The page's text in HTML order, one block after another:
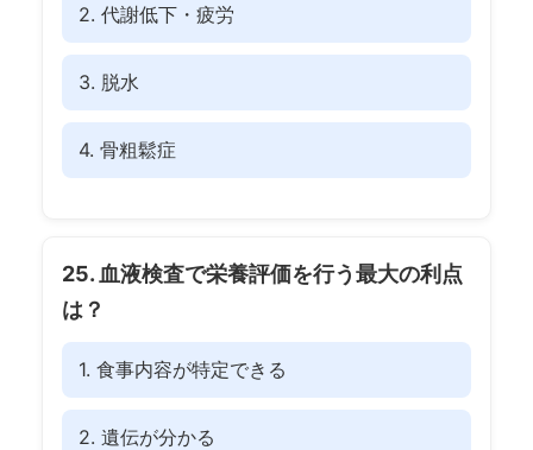
2. 代謝低下・疲労
3. 脱水
4. 骨粗鬆症
25. 血液検査で栄養評価を行う最大の利点
は？
1. 食事内容が特定できる
2. 遺伝が分かる